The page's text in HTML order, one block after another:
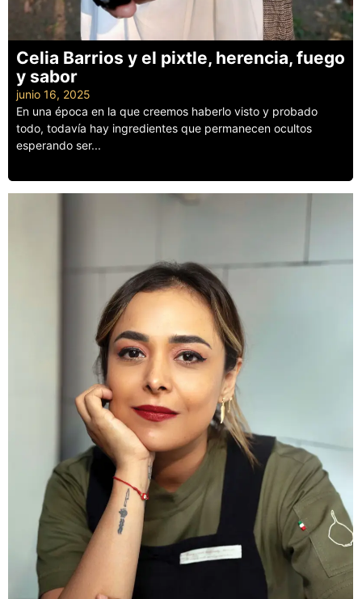
Celia Barrios y el pixtle, herencia, fuego
y sabor
junio 16, 2025
En una época en la que creemos haberlo visto y probado
todo, todavía hay ingredientes que permanecen ocultos
esperando ser...